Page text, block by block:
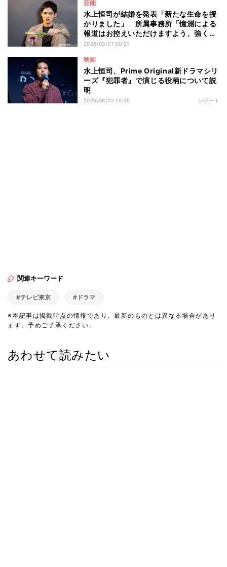
芸能
水上恒司が結婚を発表「新たな生命を授
かりました」 所属事務所「憶測による
報道はお控えいただけますよう、強くお
願い申し上げます」
2026/03/01 00:21
映画
水上恒司、Prime Original新ドラマシリ
ーズ『犯罪者』で演じる役柄について説
明
2026/06/02 15:35 レポート
関連キーワード
#テレビ東京 #ドラマ
※本記事は掲載時点の情報であり、最新のものとは異なる場合があり
ます。予めご了承ください。
あわせて読みたい